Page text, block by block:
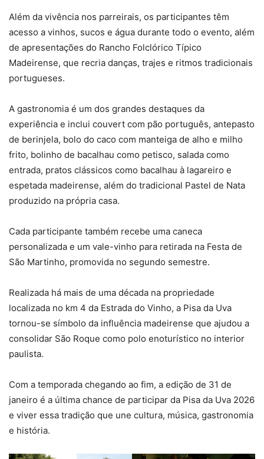
Além da vivência nos parreirais, os participantes têm
acesso a vinhos, sucos e água durante todo o evento, além
de apresentações do Rancho Folclórico Típico
Madeirense, que recria danças, trajes e ritmos tradicionais
portugueses.
A gastronomia é um dos grandes destaques da
experiência e inclui couvert com pão português, antepasto
de berinjela, bolo do caco com manteiga de alho e milho
frito, bolinho de bacalhau como petisco, salada como
entrada, pratos clássicos como bacalhau à lagareiro e
espetada madeirense, além do tradicional Pastel de Nata
produzido na própria casa.
Cada participante também recebe uma caneca
personalizada e um vale-vinho para retirada na Festa de
São Martinho, promovida no segundo semestre.
Realizada há mais de uma década na propriedade
localizada no km 4 da Estrada do Vinho, a Pisa da Uva
tornou-se símbolo da influência madeirense que ajudou a
consolidar São Roque como polo enoturístico no interior
paulista.
Com a temporada chegando ao fim, a edição de 31 de
janeiro é a última chance de participar da Pisa da Uva 2026
e viver essa tradição que une cultura, música, gastronomia
e história.